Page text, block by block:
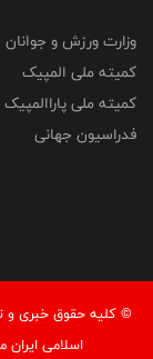
وزارت ورزش و جوانان
کمیته ملی المپیک
کمیته ملی پاراالمپیک
فدراسیون جهانی
© کليه حقوق خبری و
اسلامی ایران